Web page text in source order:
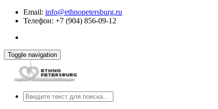
Email: info@ethnopetersburg.ru
Телефон: +7 (904) 856-09-12
Toggle navigation